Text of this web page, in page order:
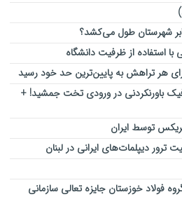
شهرستان طول می‌کشد؟
استفاده از ظرفیت دانشگاه
هر تراهش به پایین‌ترین حد خود رسید
باورنکردنی در ورودی تخت جمشید! +
توسط ایران
ترور دیپلمات‌های ایرانی در لبنان
شرکت از گروه فولاد خوزستان جایزه تعالی سازمانی